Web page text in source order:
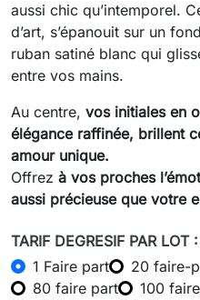
aussi chic qu’intemporel.
d’art, s’épanouit sur un
ruban satiné blanc qui
entre vos mains.
Au centre, vos initiales en
élégance raffinée, brillent
amour unique.
Offrez à vos proches
aussi précieuse que votre
TARIF DEGRESIF PAR LOT
1 Faire part
20 faire-
80 faire part
100